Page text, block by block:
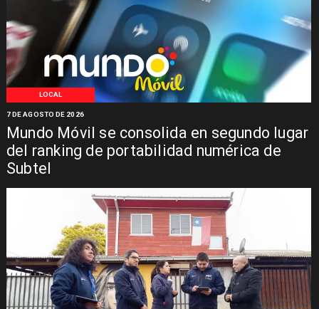
LOCAL
Mundo Móvil se consolida en segundo lugar
del ranking de portabilidad numérica de
Subtel
7 DE AGOSTO DE 2026